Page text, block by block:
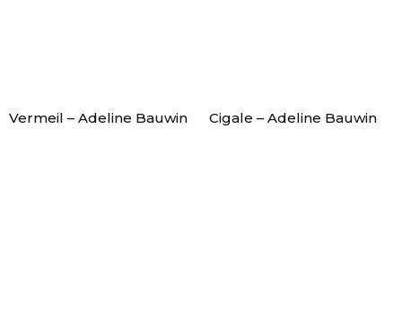
Vermeil – Adeline Bauwin Cigale – Adeline Bauwin